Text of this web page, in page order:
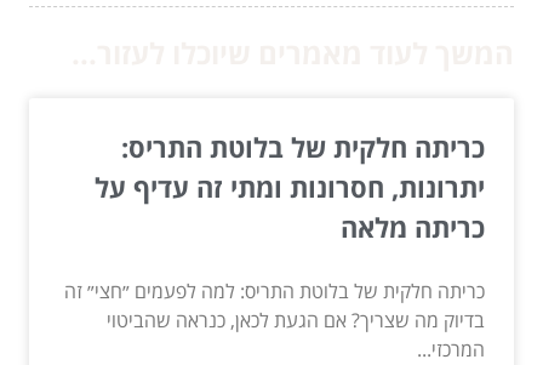
כריתה חלקית של בלוטת התריס:
יתרונות, חסרונות ומתי זה עדיף על
כריתה מלאה
כריתה חלקית של בלוטת התריס: למה לפעמים ״חצי״ זה
בדיוק מה שצריך? אם הגעת לכאן, כנראה שהביטוי
המרכזי...